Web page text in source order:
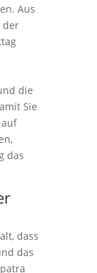
Aus
der
die
Sie
das
dass
das